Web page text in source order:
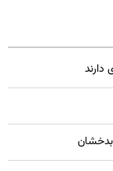
دارند
بدخشان